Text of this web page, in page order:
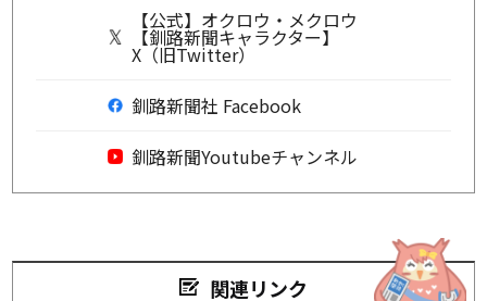
【公式】オクロウ・メクロウ
【釧路新聞キャラクター】
X（旧Twitter）
釧路新聞社 Facebook
釧路新聞Youtubeチャンネル
関連リンク